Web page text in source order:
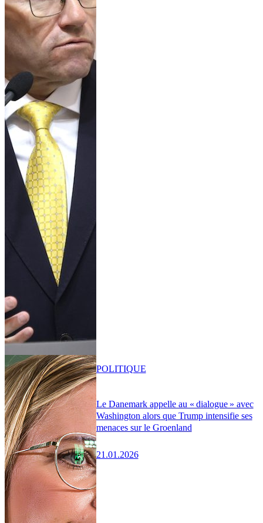
Le Danemark appelle au « dialogue » avec
Washington alors que Trump intensifie ses
menaces sur le Groenland
21.01.2026
POLITIQUE